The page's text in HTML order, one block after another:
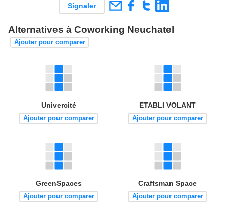
Signaler
Alternatives à Coworking Neuchatel
Ajouter pour comparer
Univercité
Ajouter pour comparer
ETABLI VOLANT
Ajouter pour comparer
GreenSpaces
Ajouter pour comparer
Craftsman Space
Ajouter pour comparer